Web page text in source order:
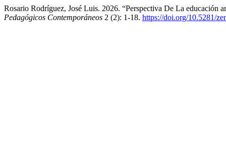
Rosario Rodríguez, José Luis. 2026. “Perspectiva De La
Pedagógicos Contemporáneos 2 (2): 1-18. https://doi.org/10.5281/